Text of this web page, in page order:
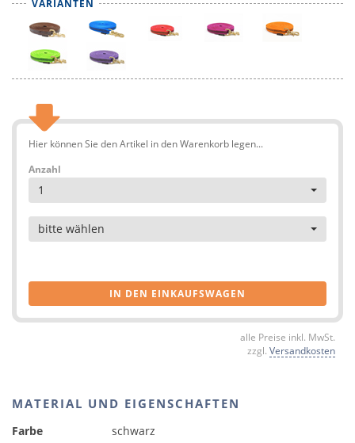
VARIANTEN
Hier können Sie den Artikel in den Warenkorb legen...
Anzahl
1
Artikel
bitte wählen
IN DEN EINKAUFSWAGEN
alle Preise inkl. MwSt.
zzgl. Versandkosten
MATERIAL UND EIGENSCHAFTEN
Farbe
schwarz